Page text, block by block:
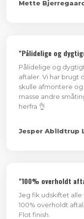
​Mette
"Pålidelige og
Pålidelige og
aftaler. Vi har brugt
skulle afmontere
masse andre
herfra 👌
Jesper Abildtrup
"100% overholdt
Jeg fik udskiftet alle
100% overholdt
Flot finish.